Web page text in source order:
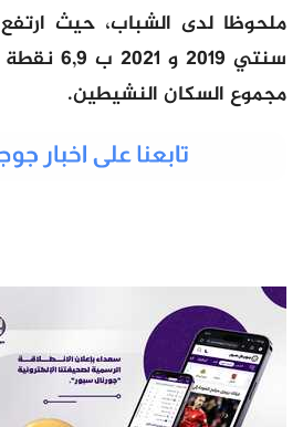
ملحوظا لدى الشباب، حيث
مجموع السكان النشيطين.